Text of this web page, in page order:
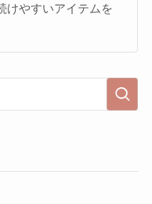
けやすいアイテムを